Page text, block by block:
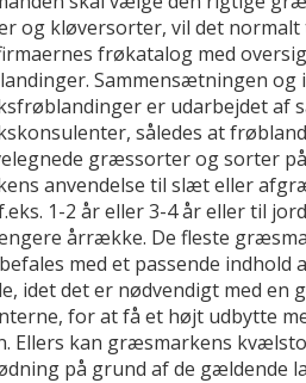
og kløversorter, vil det normalt
frøkatalog med
Sammensætningen og
er udarbejdet af
således at
græssorter og sorter
anvendelse til slæt eller
1-2 år eller 3-4 år eller til
årrække. De fleste
med et passende indhold
idet det er nødvendigt med
for at få et højt udbytte
Ellers kan græsmarkens
på grund af de gældende